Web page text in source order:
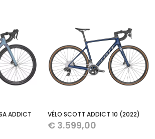
ADDICT VÉLO SCOTT ADDICT 10 (2022)
€ 3.599,00